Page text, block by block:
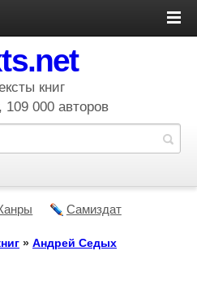
книг
109 000 авторов
Самиздат
» Андрей Седых